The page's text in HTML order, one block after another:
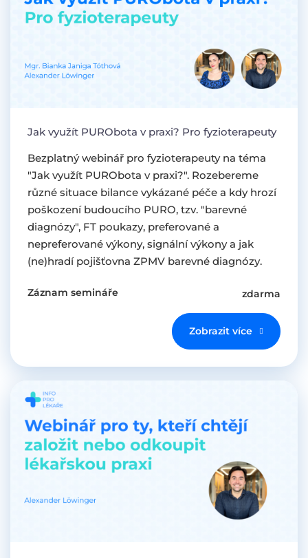
Jak využít PURObota v praxi? Pro fyzioterapeuty
Bezplatný webinář pro fyzioterapeuty na téma
"Jak využít PURObota v praxi?". Rozebereme
různé situace bilance vykázané péče a kdy hrozí
poškození budoucího PURO, tzv. "barevné
diagnózy", FT poukazy, preferované a
nepreferované výkony, signální výkony a jak
(ne)hradí pojišťovna ZPMV barevné diagnózy.
Záznam semináře zdarma
Zobrazit více